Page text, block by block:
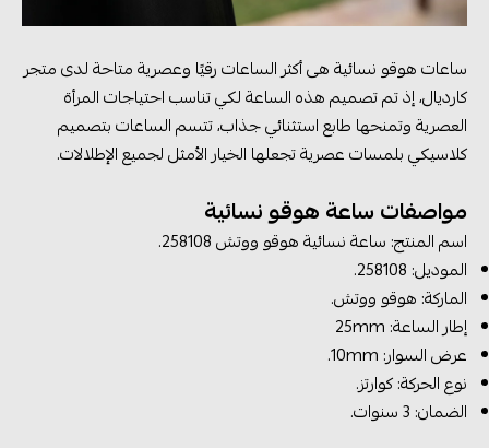
ساعات هوقو نسائية هى أكثر الساعات رقيًا وعصرية متاحة لدى متجر
كارديال، إذ تم تصميم هذه الساعة لكي تناسب احتياجات المرأة
العصرية وتمنحها طابع استثنائي جذاب، تتسم الساعات بتصميم
كلاسيكي بلمسات عصرية تجعلها الخيار الأمثل لجميع الإطلالات.
مواصفات ساعة هوقو نسائية
اسم المنتج: ساعة نسائية هوقو ووتش258108
.
الموديل: 258108
.
الماركة: هوقو ووتش.
إطار الساعة: 25mm
عرض السوار: 10mm.
نوع الحركة: كوارتز.
الضمان: 3 سنوات.